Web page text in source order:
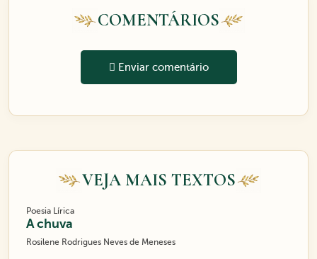
COMENTÁRIOS
Enviar comentário
VEJA MAIS TEXTOS
Poesia Lírica
A chuva
Rosilene Rodrigues Neves de Meneses